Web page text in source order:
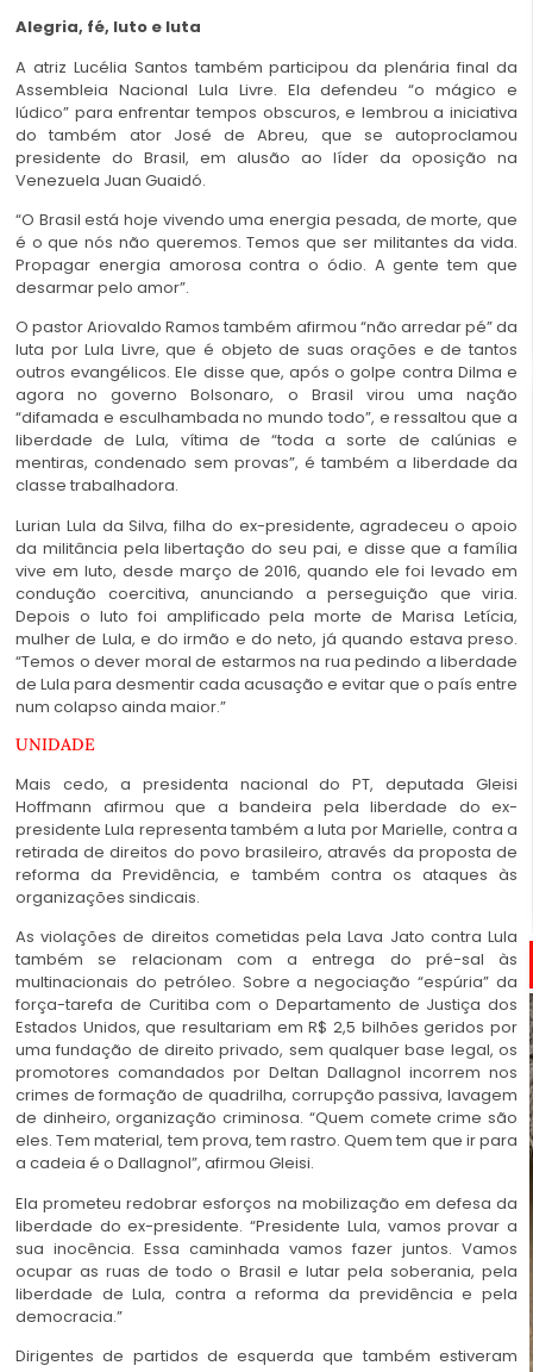
Alegria, fé, luto e luta
A atriz Lucélia Santos também participou da plenária final da
Assembleia Nacional Lula Livre. Ela defendeu “o mágico e
lúdico” para enfrentar tempos obscuros, e lembrou a iniciativa
do também ator José de Abreu, que se autoproclamou
presidente do Brasil, em alusão ao líder da oposição na
Venezuela Juan Guaidó.
“O Brasil está hoje vivendo uma energia pesada, de morte, que
é o que nós não queremos. Temos que ser militantes da vida.
Propagar energia amorosa contra o ódio. A gente tem que
desarmar pelo amor”.
O pastor Ariovaldo Ramos também afirmou “não arredar pé” da
luta por Lula Livre, que é objeto de suas orações e de tantos
outros evangélicos. Ele disse que, após o golpe contra Dilma e
agora no governo Bolsonaro, o Brasil virou uma nação
“difamada e esculhambada no mundo todo”, e ressaltou que a
liberdade de Lula, vítima de “toda a sorte de calúnias e
mentiras, condenado sem provas”, é também a liberdade da
classe trabalhadora.
Lurian Lula da Silva, filha do ex-presidente, agradeceu o apoio
da militância pela libertação do seu pai, e disse que a família
vive em luto, desde março de 2016, quando ele foi levado em
condução coercitiva, anunciando a perseguição que viria.
Depois o luto foi amplificado pela morte de Marisa Letícia,
mulher de Lula, e do irmão e do neto, já quando estava preso.
“Temos o dever moral de estarmos na rua pedindo a liberdade
de Lula para desmentir cada acusação e evitar que o país entre
num colapso ainda maior.”
UNIDADE
Mais cedo, a presidenta nacional do PT, deputada Gleisi
Hoffmann afirmou que a bandeira pela liberdade do ex-
presidente Lula representa também a luta por Marielle, contra a
retirada de direitos do povo brasileiro, através da proposta de
reforma da Previdência, e também contra os ataques às
organizações sindicais.
As violações de direitos cometidas pela Lava Jato contra Lula
também se relacionam com a entrega do pré-sal às
multinacionais do petróleo. Sobre a negociação “espúria” da
força-tarefa de Curitiba com o Departamento de Justiça dos
Estados Unidos, que resultariam em R$ 2,5 bilhões geridos por
uma fundação de direito privado, sem qualquer base legal, os
promotores comandados por Deltan Dallagnol incorrem nos
crimes de formação de quadrilha, corrupção passiva, lavagem
de dinheiro, organização criminosa. “Quem comete crime são
eles. Tem material, tem prova, tem rastro. Quem tem que ir para
a cadeia é o Dallagnol”, afirmou Gleisi.
Ela prometeu redobrar esforços na mobilização em defesa da
liberdade do ex-presidente. “Presidente Lula, vamos provar a
sua inocência. Essa caminhada vamos fazer juntos. Vamos
ocupar as ruas de todo o Brasil e lutar pela soberania, pela
liberdade de Lula, contra a reforma da previdência e pela
democracia.”
Dirigentes de partidos de esquerda que também estiveram